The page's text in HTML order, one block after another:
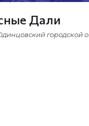
Дали
городской